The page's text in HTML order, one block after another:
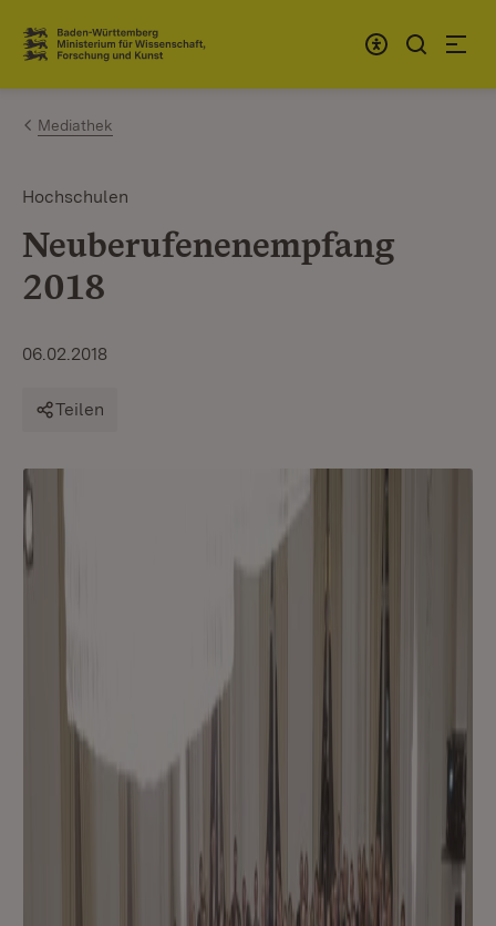
Zum Inhalt springen
Link zur Startseite
Mediathek
Hochschulen
Neuberufenenempfang
2018
06.02.2018
Teilen